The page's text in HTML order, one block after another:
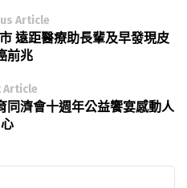
Article
遠距醫療助長輩及早發現皮
前兆
Article
濟會十週年公益饗宴感動人
心